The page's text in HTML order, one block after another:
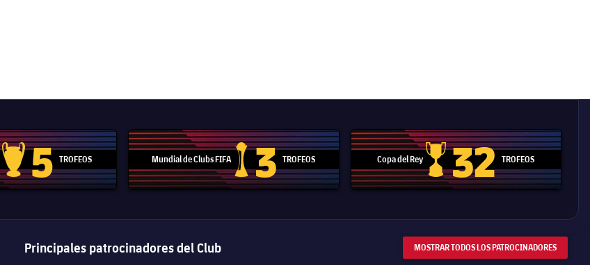
Trofeo de la Liga de Campeones
5 TROFEOS Mundial de Clubs FIFA
Trofeo del Mundial de Clubes
3 TROFEOS Copa del Rey
Copa del Rey
32 TROFEOS
Principales patrocinadores del Club MOSTRAR TODOS LOS PATROCINADORES